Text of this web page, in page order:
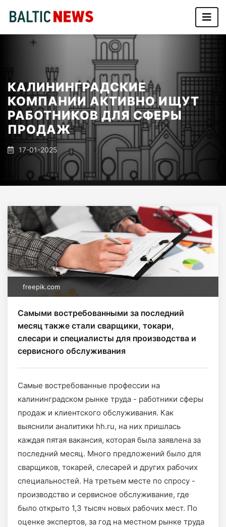
КАЛИНИНГРАДСКИЕ
КОМПАНИИ АКТИВНО ИЩУТ
РАБОТНИКОВ ДЛЯ СФЕРЫ
ПРОДАЖ
17-01-2025
freepik.com
Самыми востребованными за последний
месяц также стали сварщики, токари,
слесари и специалисты для производства и
сервисного обслуживания
Самые востребованные профессии на
калининградском рынке труда - работники сферы
продаж и клиентского обслуживания. Как
выяснили аналитики hh.ru, на них пришлась
каждая пятая вакансия, которая была заявлена за
последний месяц. Много предложений было для
сварщиков, токарей, слесарей и других рабочих
специальностей. На третьем месте по спросу -
производство и сервисное обслуживание, где
было открыто 1,3 тысяч новых рабочих мест. По
оценке экспертов, за год на местном рынке труда